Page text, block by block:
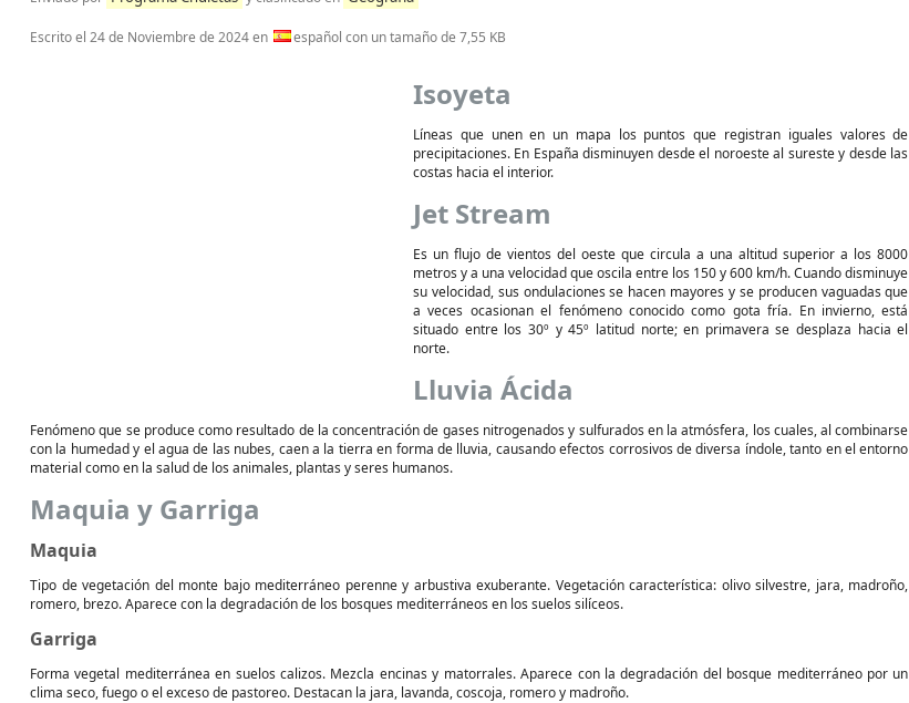
Escrito el 24 de Noviembre de 2024en español con un tamaño de 7,55 KB
Isoyeta
Líneas que unen en un mapa los puntos que registran iguales valores de
precipitaciones. En España disminuyen desde el noroeste al sureste y desde las
costas hacia el interior.
Jet Stream
Es un flujo de vientos del oeste que circula a una altitud superior a los 8000
metros y a una velocidad que oscila entre los 150 y 600 km/h. Cuando disminuye
su velocidad, sus ondulaciones se hacen mayores y se producen vaguadas que
a veces ocasionan el fenómeno conocido como gota fría. En invierno, está
situado entre los 30º y 45º latitud norte; en primavera se desplaza hacia el
norte.
Lluvia Ácida
Fenómeno que se produce como resultado de la concentración de gases nitrogenados y sulfurados en la atmósfera, los cuales, al combinarse
con la humedad y el agua de las nubes, caen a la tierra en forma de lluvia, causando efectos corrosivos de diversa índole, tanto en el entorno
material como en la salud de los animales, plantas y seres humanos.
Maquia y Garriga
Maquia
Tipo de vegetación del monte bajo mediterráneo perenne y arbustiva exuberante. Vegetación característica: olivo silvestre, jara, madroño,
romero, brezo. Aparece con la degradación de los bosques mediterráneos en los suelos silíceos.
Garriga
Forma vegetal mediterránea en suelos calizos. Mezcla encinas y matorrales. Aparece con la degradación del bosque mediterráneo por un
clima seco, fuego o el exceso de pastoreo. Destacan la jara, lavanda, coscoja, romero y madroño.